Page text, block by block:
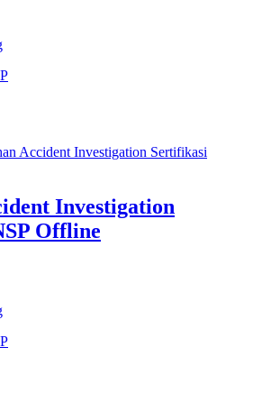
Investigation
Offline